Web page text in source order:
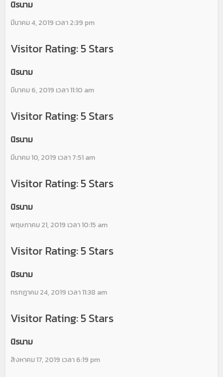
นิรนาม
มีนาคม 4, 2019 เวลา 2:39 pm
Visitor Rating: 5 Stars
นิรนาม
มีนาคม 6, 2019 เวลา 11:10 am
Visitor Rating: 5 Stars
นิรนาม
มีนาคม 10, 2019 เวลา 7:51 am
Visitor Rating: 5 Stars
นิรนาม
พฤษภาคม 21, 2019 เวลา 10:15 am
Visitor Rating: 5 Stars
นิรนาม
กรกฎาคม 24, 2019 เวลา 11:38 am
Visitor Rating: 5 Stars
นิรนาม
สิงหาคม 17, 2019 เวลา 6:19 pm